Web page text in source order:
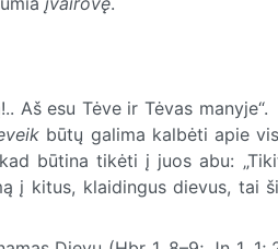
Aš esu Tėve ir Tėvas manyje“.
būtų galima kalbėti apie
būtina tikėti į juos abu:
į kitus, klaidingus dievus, tai